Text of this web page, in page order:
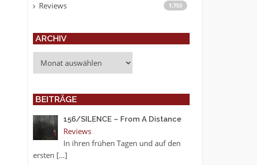
Reviews 1.753
ARCHIV
BEITRÄGE
156/SILENCE – From A Distance
Reviews
In ihren frühen Tagen und auf den
ersten […]